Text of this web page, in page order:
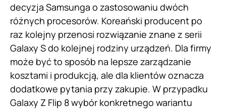
decyzja Samsunga o zastosowaniu dwóch
różnych procesorów. Koreański producent po
raz kolejny przenosi rozwiązanie znane z serii
Galaxy S do kolejnej rodziny urządzeń. Dla firmy
może być to sposób na lepsze zarządzanie
kosztami i produkcją, ale dla klientów oznacza
dodatkowe pytania przy zakupie. W przypadku
Galaxy Z Flip 8 wybór konkretnego wariantu